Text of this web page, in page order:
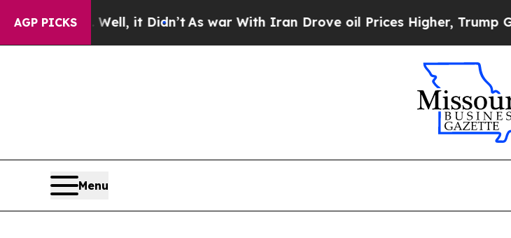
AGP PICKS
Well, it Didn’t As war With Iran Drove oil Prices Higher, Trump Gave
Menu